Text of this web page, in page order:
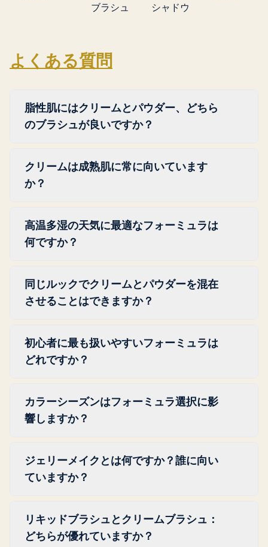
ブラシュ
シャドウ
よくある質問
脂性肌にはクリームとパウダー、どちら
のブラシュが良いですか？
択です。余分な皮脂を吸収し、より長くポジ
ションをキープします。クリームブラシュも
ダーをセット代わりに重ねれば使用できま
す。脂性肌でのジェリーブラシュの使用は完
クリームは成熟肌に常に向いています
か？
がパウダーよりも優れた仕上がりをもたらし
ます。肌の表面に溶け込む形で密着し、小じ
ィニッシングパウダーで、湿らせたスポンジ
を使って非常に薄いレイヤーで重ねると有効
です。
高温多湿の天気に最適なフォーミュラは
何ですか？
と湿気に最もよく耐えます。クリームは空気
中の湿気が肌との密着を緩めることでよれや
場合は、トランスルーセントパウダーでしっ
かりとセットし、最後のステップとしてセッ
同じルックでクリームとパウダーを混在
させることはできますか？
の一つです。定番のアプローチはパウダーシ
ャドウの下にクリームアイシャドウをベース
す。頬では、クリームブラシュに薄くパウダ
ーをセットして使う方法が効果的です。一つ
に使ってその上にクリームを重ねるのは機能
しません。クリームがパウダー層を乱してし
初心者に最も扱いやすいフォーミュラは
どれですか？
すいブラシュフォーマットです。自然になじ
み、徐々に重ねやすく、塗りすぎた場合も薄
使ったパウダーアイシャドウが最もコントロ
ールしやすいです。この2つのフォーミュラ
す。
カラーシーズンはフォーミュラ選択に影
響しますか？
ォームシーズン（スプリングとオータム）
は、肌の温かみを反映するクリームフォーミ
ールシーズン（サマーとウィンター）はパウ
ダーのソフトフォーカス仕上がりと相性が良
ジェリーメイクとは何ですか？誰に向い
ていますか？
透明感のある弾力のあるジェルフォーミュラ
です。透明感のある色みと高い光沢のウェッ
リキッドブラシュとクリームブラシュ：
どちらが優れていますか？